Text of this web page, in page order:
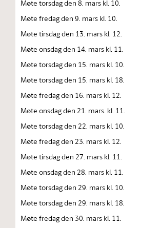
Møte torsdag den 8. mars kl. 10.
Møte fredag den 9. mars kl. 10.
Møte tirsdag den 13. mars kl. 12.
Møte onsdag den 14. mars kl. 11.
Møte torsdag den 15. mars kl. 10.
Møte torsdag den 15. mars kl. 18.
Møte fredag den 16. mars kl. 12.
Møte onsdag den 21. mars. kl. 11.
Møte torsdag den 22. mars kl. 10.
Møte fredag den 23. mars kl. 12.
Møte tirsdag den 27. mars kl. 11.
Møte onsdag den 28. mars kl. 11.
Møte torsdag den 29. mars kl. 10.
Møte torsdag den 29. mars kl. 18.
Møte fredag den 30. mars kl. 11.